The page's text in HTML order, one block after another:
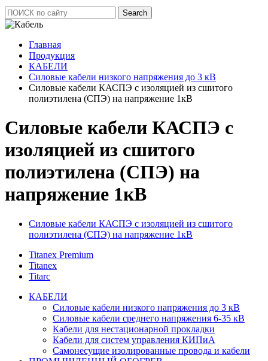
Search
Главная
Продукция
КАБЕЛИ
Силовые кабели низкого напряжения до 3 кВ
Силовые кабели КАСПЭ с изоляцией из сшитого
полиэтилена (СПЭ) на напряжение 1кВ
Силовые кабели КАСПЭ с
изоляцией из сшитого
полиэтилена (СПЭ) на
напряжение 1кВ
Силовые кабели КАСПЭ с изоляцией из сшитого
полиэтилена (СПЭ) на напряжение 1кВ
Titanex Premium
Titanex
Titarc
КАБЕЛИ
Силовые кабели низкого напряжения до 3 кВ
Силовые кабели среднего напряжения 6-35 кВ
Кабели для нестационарной прокладки
Кабели для систем управления КИПиА
Самонесущие изолированные провода и кабели